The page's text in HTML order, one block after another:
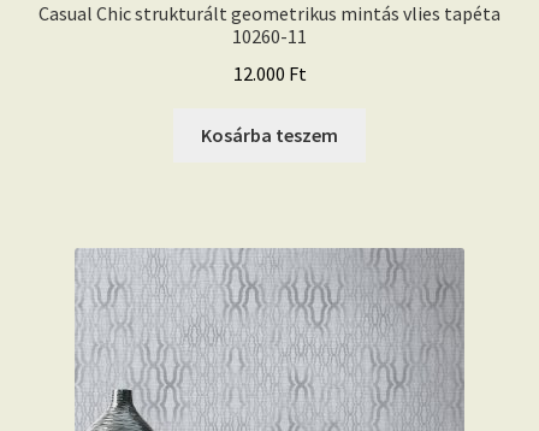
Casual Chic strukturált geometrikus mintás vlies tapéta
10260-11
12.000 Ft
Kosárba teszem